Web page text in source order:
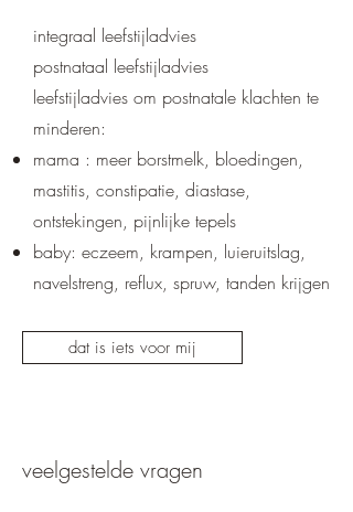
integraal leefstijladvies
postnataal leefstijladvies
leefstijladvies om postnatale klachten te
minderen:
mama : meer borstmelk, bloedingen,
mastitis, constipatie, diastase,
ontstekingen, pijnlijke tepels
baby: eczeem, krampen, luieruitslag,
navelstreng, reflux, spruw, tanden krijgen
dat is iets voor mij
veelgestelde vragen